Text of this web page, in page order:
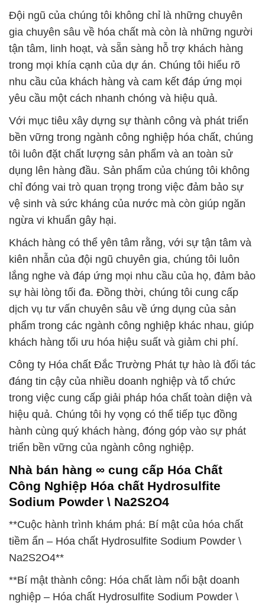
Đội ngũ của chúng tôi không chỉ là những chuyên
gia chuyên sâu về hóa chất mà còn là những người
tận tâm, linh hoạt, và sẵn sàng hỗ trợ khách hàng
trong mọi khía cạnh của dự án. Chúng tôi hiểu rõ
nhu cầu của khách hàng và cam kết đáp ứng mọi
yêu cầu một cách nhanh chóng và hiệu quả.
Với mục tiêu xây dựng sự thành công và phát triển
bền vững trong ngành công nghiệp hóa chất, chúng
tôi luôn đặt chất lượng sản phẩm và an toàn sử
dụng lên hàng đầu. Sản phẩm của chúng tôi không
chỉ đóng vai trò quan trọng trong việc đảm bảo sự
vệ sinh và sức kháng của nước mà còn giúp ngăn
ngừa vi khuẩn gây hại.
Khách hàng có thể yên tâm rằng, với sự tận tâm và
kiên nhẫn của đội ngũ chuyên gia, chúng tôi luôn
lắng nghe và đáp ứng mọi nhu cầu của họ, đảm bảo
sự hài lòng tối đa. Đồng thời, chúng tôi cung cấp
dịch vụ tư vấn chuyên sâu về ứng dụng của sản
phẩm trong các ngành công nghiệp khác nhau, giúp
khách hàng tối ưu hóa hiệu suất và giảm chi phí.
Công ty Hóa chất Đắc Trường Phát tự hào là đối tác
đáng tin cậy của nhiều doanh nghiệp và tổ chức
trong việc cung cấp giải pháp hóa chất toàn diện và
hiệu quả. Chúng tôi hy vọng có thể tiếp tục đồng
hành cùng quý khách hàng, đóng góp vào sự phát
triển bền vững của ngành công nghiệp.
Nhà bán hàng ∞ cung cấp Hóa Chất
Công Nghiệp Hóa chất Hydrosulfite
Sodium Powder \ Na2S2O4
**Cuộc hành trình khám phá: Bí mật của hóa chất
tiềm ẩn – Hóa chất Hydrosulfite Sodium Powder \
Na2S2O4**
**Bí mật thành công: Hóa chất làm nổi bật doanh
nghiệp – Hóa chất Hydrosulfite Sodium Powder \